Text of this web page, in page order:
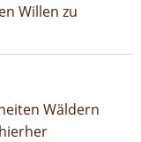
Willen zu
Wäldern